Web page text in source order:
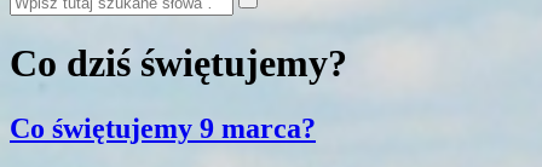
Co dziś świętujemy?
Co świętujemy 9 marca?